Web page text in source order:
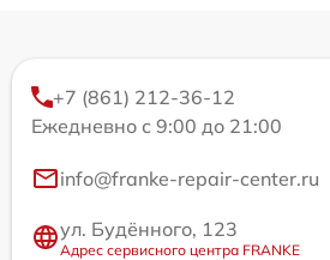
+7 (861) 212-36-12
Ежедневно с 9:00 до 21:00
info@franke-repair-center.ru
ул. Будённого, 123
Адрес сервисного центра FRANKE